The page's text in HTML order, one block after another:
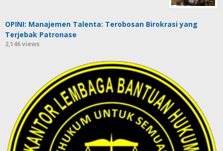
OPINI: Manajemen Talenta: Terobosan Birokrasi yang
Terjebak Patronase
2,146 views